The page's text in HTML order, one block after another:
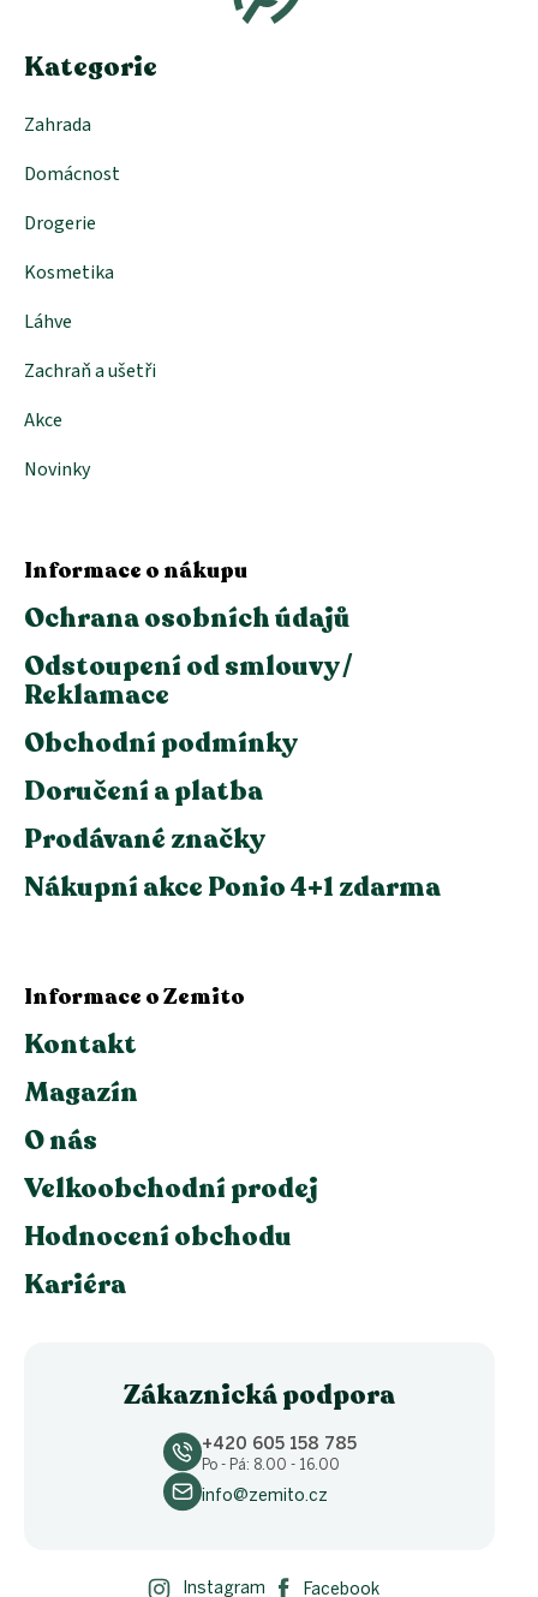
Kategorie
Zahrada
Domácnost
Drogerie
Kosmetika
Láhve
Zachraň a ušetři
Akce
Novinky
Informace o nákupu
Ochrana osobních údajů
Odstoupení od smlouvy /
Reklamace
Obchodní podmínky
Doručení a platba
Prodávané značky
Nákupní akce Ponio 4+1 zdarma
Informace o Zemito
Kontakt
Magazín
O nás
Velkoobchodní prodej
Hodnocení obchodu
Kariéra
Zákaznická podpora
+420 605 158 785
Po - Pá: 8.00 - 16.00
info@zemito.cz
Instagram Facebook